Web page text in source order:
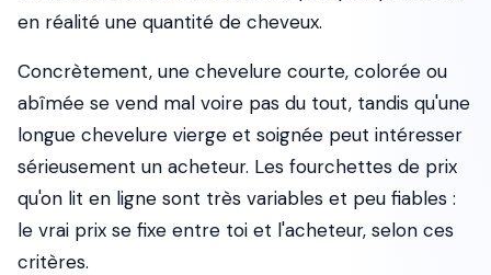
en réalité une quantité de cheveux.
Concrètement, une chevelure courte, colorée ou
abîmée se vend mal voire pas du tout, tandis qu'une
longue chevelure vierge et soignée peut intéresser
sérieusement un acheteur. Les fourchettes de prix
qu'on lit en ligne sont très variables et peu fiables :
le vrai prix se fixe entre toi et l'acheteur, selon ces
critères.